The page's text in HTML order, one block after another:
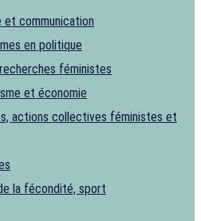
communication
en politique
féministes
et économie
actions collectives féministes et
la fécondité, sport